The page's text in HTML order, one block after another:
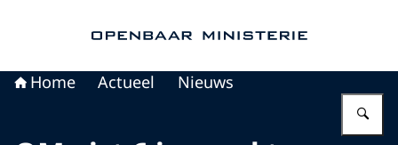
Home Actueel Nieuws